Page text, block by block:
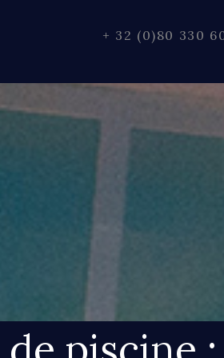
Front+ 32 (0)80 330